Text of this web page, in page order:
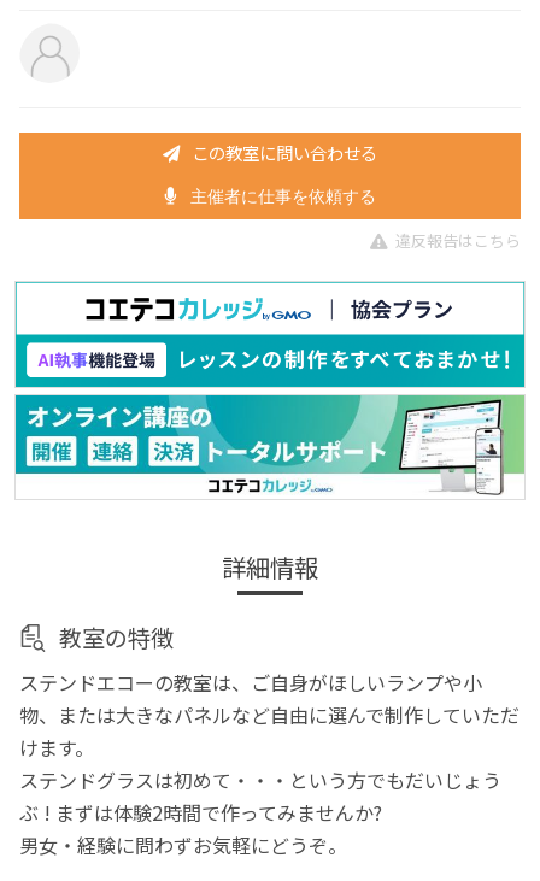
この教室に問い合わせる
主催者に仕事を依頼する
違反報告はこちら
詳細情報
教室の特徴
ステンドエコーの教室は、ご自身がほしいランプや小
物、または大きなパネルなど自由に選んで制作していただ
けます。
ステンドグラスは初めて・・・という方でもだいじょう
ぶ ! まずは体験2時間で作ってみませんか?
男女・経験に問わずお気軽にどうぞ。